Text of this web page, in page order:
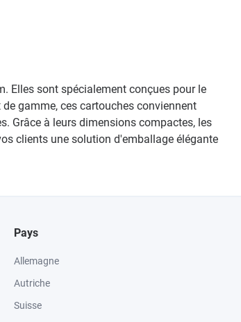
Elles sont spécialement conçues pour le
gamme, ces cartouches conviennent
Grâce à leurs dimensions compactes, les
clients une solution d'emballage élégante
Pays
Allemagne
Autriche
Suisse